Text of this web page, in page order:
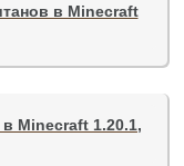
в Minecraft
Minecraft 1.20.1,